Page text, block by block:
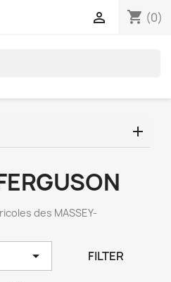
shopping_cart (0)

des MASSEY-
 FILTER